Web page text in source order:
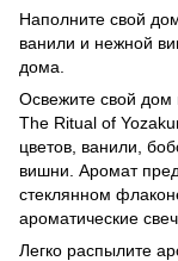
Наполните свой
ванили и нежной
дома.
Освежите свой
The Ritual of
цветов, ванили,
вишни. Аромат
стеклянном
ароматические
Легко распылите